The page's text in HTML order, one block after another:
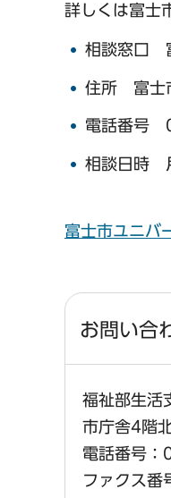
詳しくは富士
相談窓口
住所 富士
電話番号
相談日時
富士市ユニバ
お問い合
福祉部生活
市庁舎4階
電話番号
ファクス